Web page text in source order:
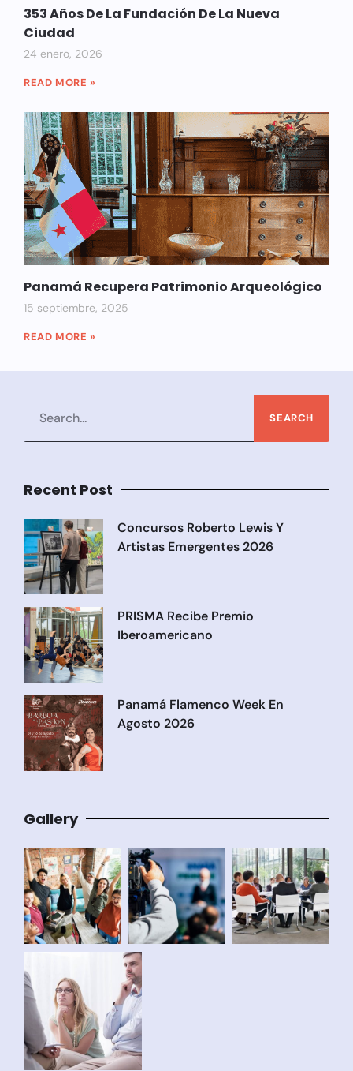
353 Años De La Fundación De La Nueva
Ciudad
24 enero, 2026
READ MORE »
Panamá Recupera Patrimonio Arqueológico
15 septiembre, 2025
READ MORE »
SEARCH
Recent Post
Concursos Roberto Lewis Y
Artistas Emergentes 2026
PRISMA Recibe Premio
Iberoamericano
Panamá Flamenco Week En
Agosto 2026
Gallery